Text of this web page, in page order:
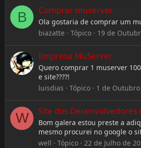
B Comprar muserver
Ola gostaria de comprar um
biazatte
Tópico 19 de
Empresa MuServer
Quero comprar 1 muserver
e site????!
luisdias
Tópico 1 de
W Site dos
Bom galera estou preste a
mesmo procurei no google o
well
Tópico 22 de Julho de